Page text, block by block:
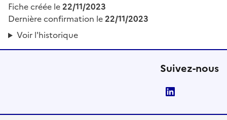
Fiche créée le22/11/2023
Dernière confirmation le22/11/2023
Voir l'historique
Suivez-nous